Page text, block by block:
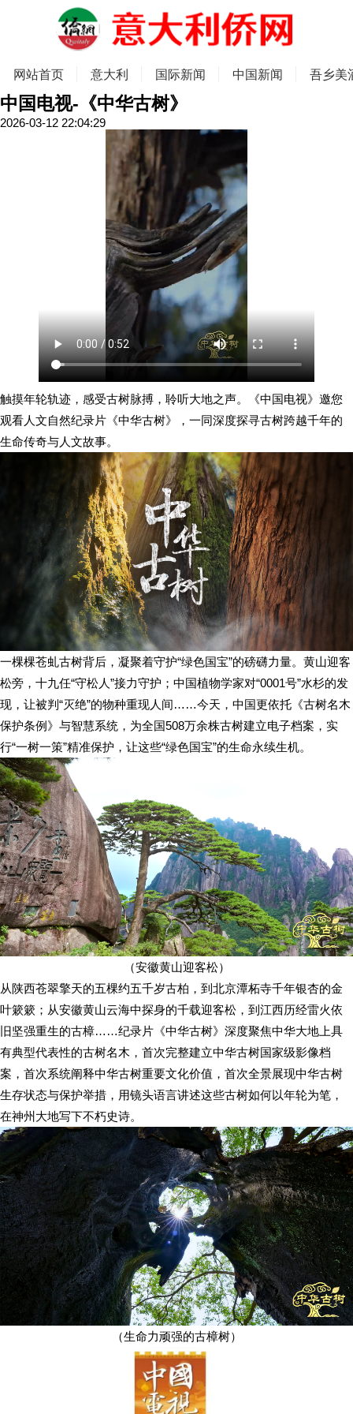
网站首页 意大利 国际新闻 中国新闻 吾乡美
中国电视-《中华古树》
2026-03-12 22:04:29
触摸年轮轨迹，感受古树脉搏，聆听大地之声。《中国电视》邀您
观看人文自然纪录片《中华古树》，一同深度探寻古树跨越千年的
生命传奇与人文故事。
一棵棵苍虬古树背后，凝聚着守护“绿色国宝”的磅礴力量。黄山迎客
松旁，十九任“守松人”接力守护；中国植物学家对“0001号”水杉的发
现，让被判“灭绝”的物种重现人间……今天，中国更依托《古树名木
保护条例》与智慧系统，为全国508万余株古树建立电子档案，实
行“一树一策”精准保护，让这些“绿色国宝”的生命永续生机。
（安徽黄山迎客松）
从陕西苍翠擎天的五棵约五千岁古柏，到北京潭柘寺千年银杏的金
叶簌簌；从安徽黄山云海中探身的千载迎客松，到江西历经雷火依
旧坚强重生的古樟……纪录片《中华古树》深度聚焦中华大地上具
有典型代表性的古树名木，首次完整建立中华古树国家级影像档
案，首次系统阐释中华古树重要文化价值，首次全景展现中华古树
生存状态与保护举措，用镜头语言讲述这些古树如何以年轮为笔，
在神州大地写下不朽史诗。
（生命力顽强的古樟树）